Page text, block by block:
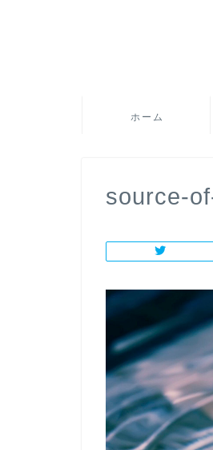
ホーム
source-